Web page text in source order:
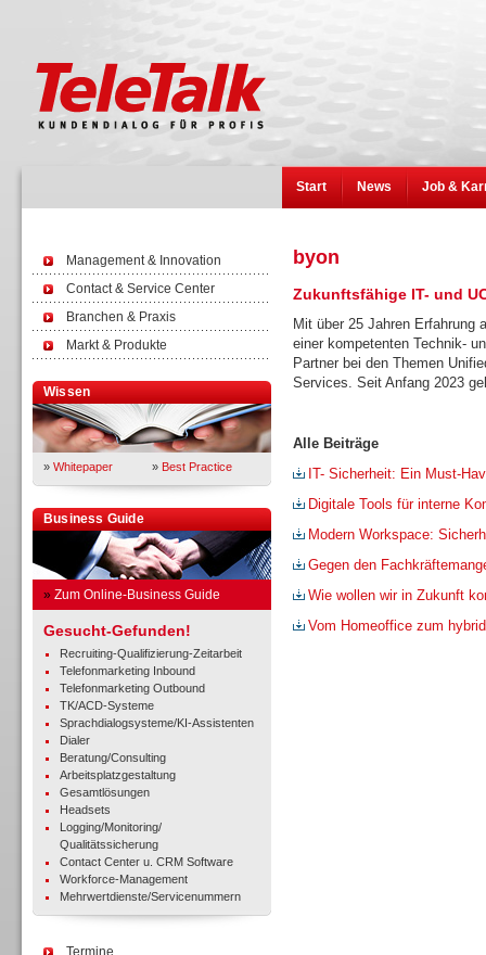
Start News Job &
Management & Innovation
Contact & Service Center
Branchen & Praxis
Markt & Produkte
Wissen
» Whitepaper » Best Practice
Business Guide
» Zum Online-Business Guide
Gesucht-Gefunden!
Recruiting-Qualifizierung-Zeitarbeit
Telefonmarketing Inbound
Telefonmarketing Outbound
TK/ACD-Systeme
Sprachdialogsysteme/KI-Assistenten
Dialer
Beratung/Consulting
Arbeitsplatzgestaltung
Gesamtlösungen
Headsets
Logging/Monitoring/
Qualitätssicherung
Contact Center u. CRM Software
Workforce-Management
Mehrwertdienste/Servicenummern
Termine
byon
Zukunftsfähige IT- und
Mit über 25 Jahren Erfahrung
einer kompetenten Technik-
Partner bei den Themen
Services. Seit Anfang 2023
Alle Beiträge
IT- Sicherheit: Ein Must-
Digitale Tools für interne
Modern Workspace:
Gegen den
Wie wollen wir in Zukunft
Vom Homeoffice zum